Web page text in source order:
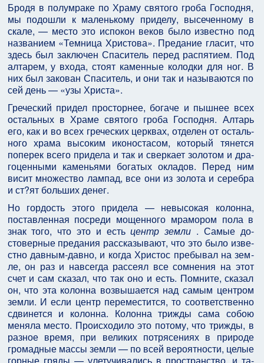
Бродя в полумраке по Храму святого гроба Господ­ня,
мы подошли к маленькому приделу, высеченному в
скале, — место это испокон веков было известно под
названием «Темница Христова». Предание гласит, что
здесь был заключен Спаситель перед распятием. Под
алтарем, у входа, стоят каменные колодки для ног. В
них был закован Спаситель, и они так и называются по
сей день — «узы Христа».
Греческий придел просторнее, богаче и пышнее всех
остальных в Храме святого гроба Господня. Алтарь
его, как и во всех греческих церквах, отделен от осталь­
ного храма высоким иконостасом, который тянется
поперек всего придела и так и сверкает золотом и дра­
гоценными каменьями богатых окладов. Перед ним
висит множество лампад, все они из золота и серебра
и ст?ят больших денег.
Но гордость этого придела — невысокая колонна,
поставленная посреди мощенного мрамором пола в
знак того, что это и естьцентр земли . Самые до­
стоверные предания рассказывают, что это было изве­
стно давным-давно, и когда Христос пребывал на зем­
ле, он раз и навсегда рассеял все сомнения на этот
счет и сам сказал, что так оно и есть. Помните, сказал
он, что эта колонна возвышается над самым центром
земли. И если центр переместится, то соответственно
сдвинется и колонна. Колонна трижды сама собою
меняла место. Происходило это потому, что трижды, в
разное время, при великих потрясениях в природе
громадные массы земли — по всей вероятности, целые